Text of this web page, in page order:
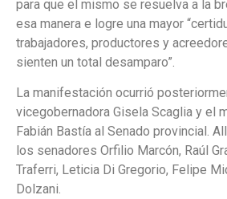
para que el mismo se resuelva a la
esa manera e logre una mayor
trabajadores, productores y
sienten un total desamparo”.
La manifestación ocurrió
vicegobernadora Gisela Scaglia y el
Fabián Bastía al Senado provincial.
los senadores Orfilio Marcón, Raúl
Traferri, Leticia Di Gregorio, Felipe
Dolzani.